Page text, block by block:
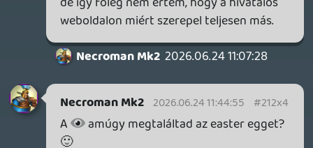
Stadia HUN 2026.06.23 11:01:52 #212tr
Még csak pár napot játszottam, kíváncsi
vagyok, hova fut ki az egész. 🙂
Necroman Mk2 2026.06.23 10:42:34 #212tp
A vége felé azért összeáll, hogy mit is
akartak mondani a készítők ezzel a "pucér